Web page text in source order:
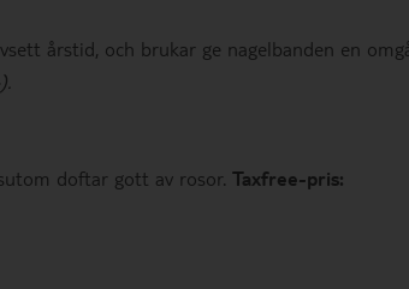
årstid, och brukar ge nagelbanden en
doftar gott av rosor. Taxfree-pris: